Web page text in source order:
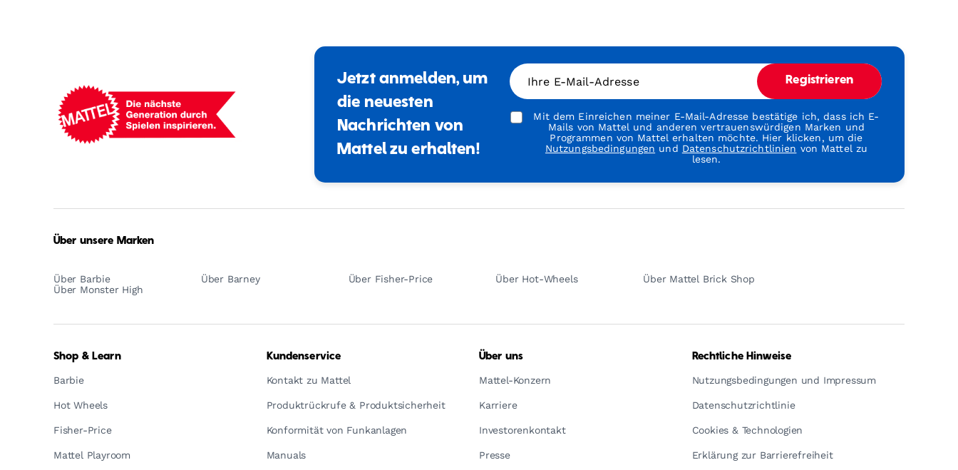
Through
Jetzt anmelden, um
die neuesten
Nachrichten von
Mattel zu erhalten!
Ihre E-Mail-Adresse Registrieren
Mit dem Einreichen meiner E-Mail-Adresse bestätige ich, dass ich E-
Mails von Mattel und anderen vertrauenswürdigen Marken und
Programmen von Mattel erhalten möchte. Hier klicken, um die
Nutzungsbedingungen und Datenschutzrichtlinien von Mattel zu
lesen.
Über unsere Marken
Über Barbie Über Barney Über Fisher-Price Über Hot-Wheels
Über Mattel Brick Shop
Über Monster High
Shop & Learn
Barbie
Hot Wheels
Fisher-Price
Mattel Playroom
Kundenservice
Kontakt zu Mattel
Produktrückrufe & Produktsicherheit
Konformität von Funkanlagen
Manuals
Über uns
Mattel-Konzern
Karriere
Investorenkontakt
Presse
Rechtliche Hinweise
Nutzungsbedingungen und Impressum
Datenschutzrichtlinie
Cookies & Technologien
Erklärung zur Barrierefreiheit